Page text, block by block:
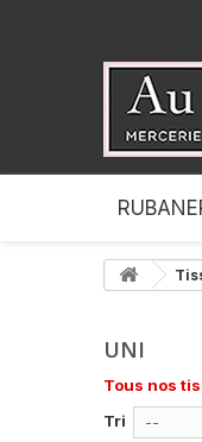
UNI
Tous nos
Tri --